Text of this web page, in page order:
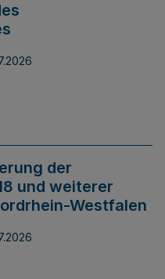
der
und weiterer
Westfalen